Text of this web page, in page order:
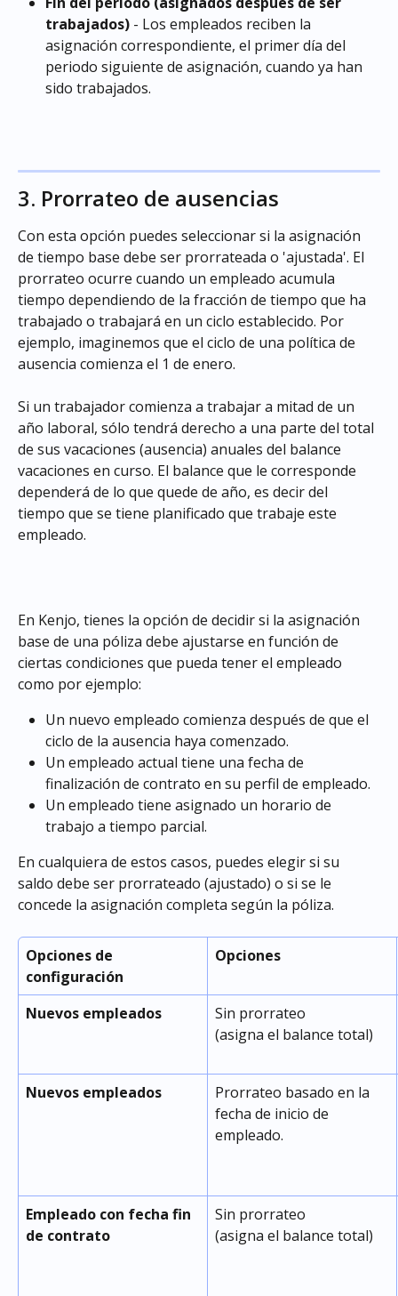
trabajados) - Los empleados reciben la
asignación correspondiente, el primer día del
periodo siguiente de asignación, cuando ya han
sido trabajados.
3. Prorrateo de ausencias
Con esta opción puedes seleccionar si la asignación
de tiempo base debe ser prorrateada o 'ajustada'. El
prorrateo ocurre cuando un empleado acumula
tiempo dependiendo de la fracción de tiempo que ha
trabajado o trabajará en un ciclo establecido. Por
ejemplo, imaginemos que el ciclo de una política de
ausencia comienza el 1 de enero.
Si un trabajador comienza a trabajar a mitad de un
año laboral, sólo tendrá derecho a una parte del total
de sus vacaciones (ausencia) anuales del balance
vacaciones en curso. El balance que le corresponde
dependerá de lo que quede de año, es decir del
tiempo que se tiene planificado que trabaje este
empleado.
En Kenjo, tienes la opción de decidir si la asignación
base de una póliza debe ajustarse en función de
ciertas condiciones que pueda tener el empleado
como por ejemplo:
Un nuevo empleado comienza después de que el
ciclo de la ausencia haya comenzado.
Un empleado actual tiene una fecha de
finalización de contrato en su perfil de empleado.
Un empleado tiene asignado un horario de
trabajo a tiempo parcial.
En cualquiera de estos casos, puedes elegir si su
saldo debe ser prorrateado (ajustado) o si se le
concede la asignación completa según la póliza.
Opciones de
configuración
Opciones
Nuevos empleados
Sin prorrateo
(asigna el balance total)
Nuevos empleados
Prorrateo basado en la
fecha de inicio de
empleado.
Empleado con fecha fin
de contrato
Sin prorrateo
(asigna el balance total)